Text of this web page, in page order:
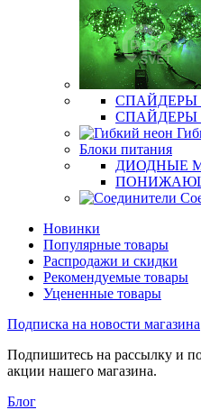
СПАЙДЕРЫ
СПАЙДЕРЫ
Блоки питания
ДИОДНЫЕ
Новинки
Популярные товары
Распродажи и скидки
Рекомендуемые товары
Уцененные товары
Подписка на новости магазина
Подпишитесь на рассылку и
акции нашего магазина.
Блог